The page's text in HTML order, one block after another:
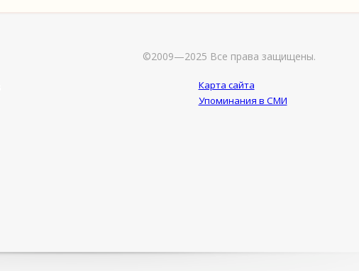
©2009—2025 Все права защищены.
Карта сайта
Упоминания в СМИ